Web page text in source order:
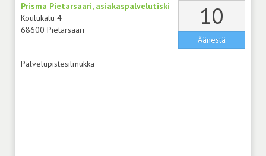
Prisma Pietarsaari, asiakaspalvelutiski
Koulukatu 4
68600 Pietarsaari
10
Äänestä
Palvelupistesilmukka